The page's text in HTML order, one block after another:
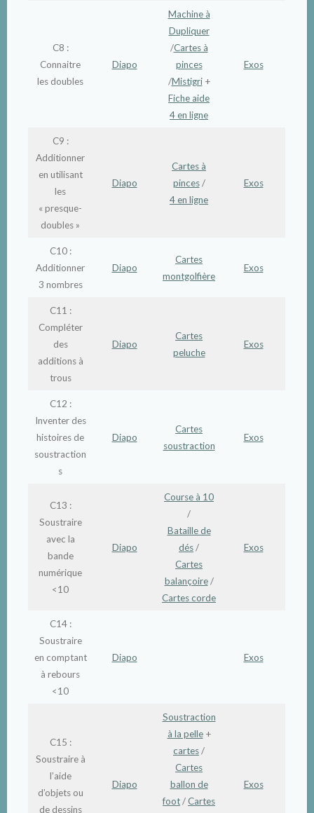
C8 :
Connaitre
les doubles
Diapo
Machine à
Dupliquer
/Cartes à
pinces
/Mistigri+
Fiche aide
4 en ligne
Exos
C9 :
Additionner
en utilisant
les
« presque-
doubles »
Diapo
Cartes à
pinces/
4 en ligne
Exos
C10 :
Additionner
3 nombres
Diapo
Cartes
montgolfière
Exos
C11 :
Compléter
des
additions à
trous
Diapo
Cartes
peluche
Exos
C12 :
Inventer des
histoires de
soustraction
s
Diapo
Cartes
soustraction
Exos
C13 :
Soustraire
avec la
bande
numérique
<10
Diapo
Course à 10
/
Bataille de
dés/
Cartes
balançoire/
Cartes corde
Exos
C14 :
Soustraire
en comptant
à rebours
<10
Diapo Exos
C15 :
Soustraire à
l’aide
d’objets ou
de dessins
Diapo
Soustraction
à la pelle+
cartes/
Cartes
ballon de
foot/Cartes
Exos